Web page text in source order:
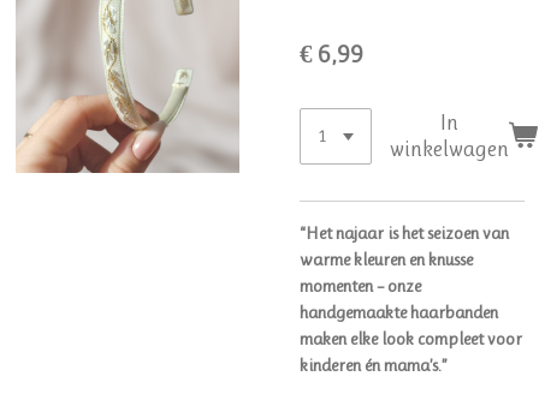
€ 6,99
In
winkelwagen
“Het najaar is het seizoen van
warme kleuren en knusse
momenten – onze
handgemaakte haarbanden
maken elke look compleet voor
kinderen én mama’s.”